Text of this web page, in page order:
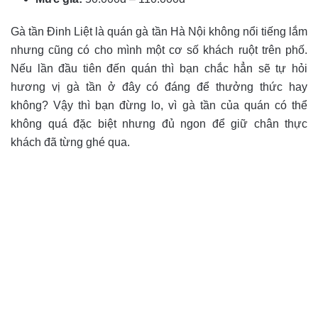
Gà tần Đinh Liệt là quán gà tần Hà Nội không nổi tiếng lắm
nhưng cũng có cho mình một cơ số khách ruột trên phố.
Nếu lần đầu tiên đến quán thì bạn chắc hẳn sẽ tự hỏi
hương vị gà tần ở đây có đáng để thưởng thức hay
không? Vậy thì bạn đừng lo, vì gà tần của quán có thể
không quá đặc biệt nhưng đủ ngon để giữ chân thực
khách đã từng ghé qua.